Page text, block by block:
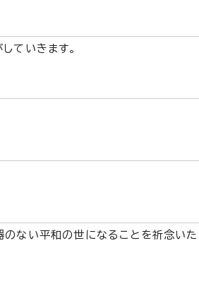
ていきます。
ない平和の世になることを祈念いた